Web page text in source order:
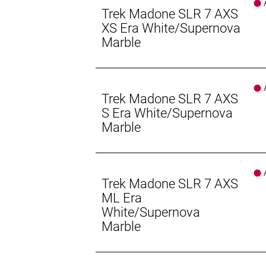
Rahmen: Frame: CARBON
Rahmengröße: M
Gangschaltung: SRAM Force AXS,
Anzahl Gänge: 1
Hinterradbremse: SRAM Force AXS
SRAM CenterLine X, Center Lock
Max. Bremsscheibendu
Vorderradbremse: SRAM Force
Max. Bremsscheibendu
Trek Madone SLR 7 AXS
XS Era White/Supernova
Marble
Trek Madone SLR 7 AXS
S Era White/Supernova
Marble
Trek Madone SLR 7 AXS
ML Era
White/Supernova
Marble